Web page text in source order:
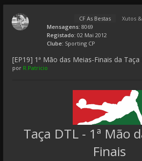
CF As Bestas
Xutos
Mensagens: 8069
Registado: 02 Mai 2012
Clube: Sporting CP
[EP19] 1ª Mão das Meias-Finais da Taça
por R.Patricio
Taça DTL - 1ª Mão
Finais